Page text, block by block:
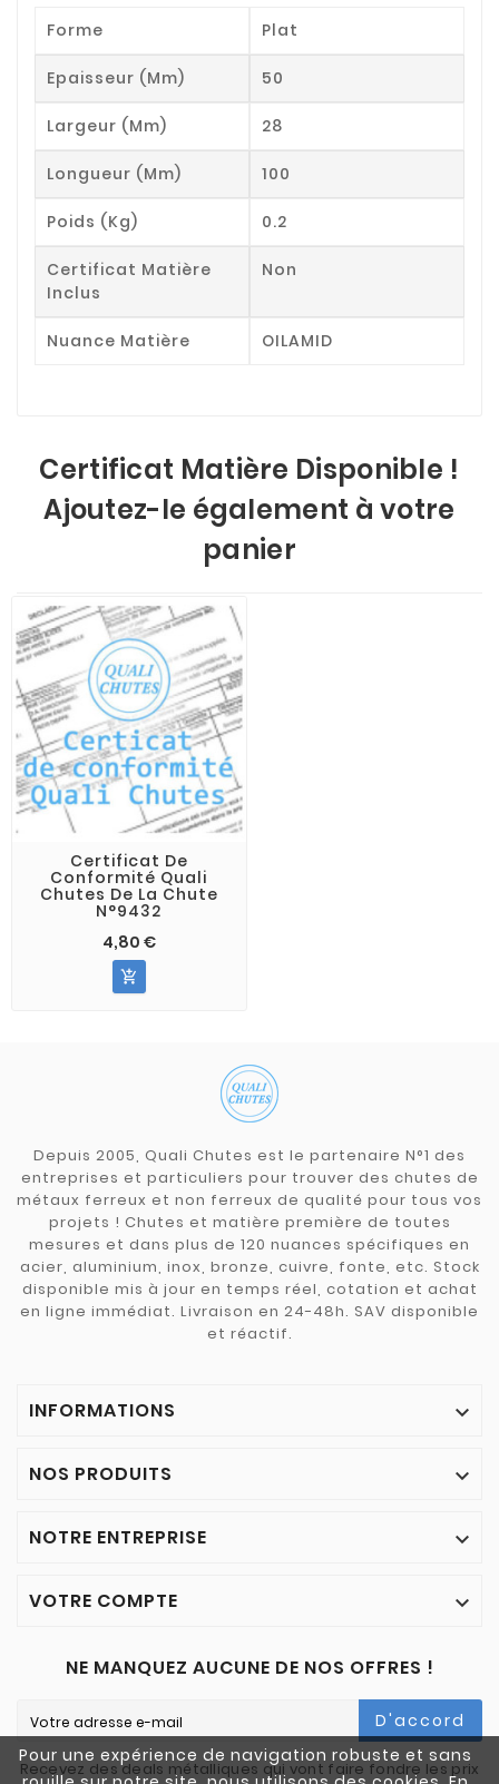
Pour une expérience de navigation robuste et sans
Forme Plat
Epaisseur (mm) 50
Largeur (mm) 28
Longueur (mm) 100
Poids (kg) 0.2
Certificat Matière
Inclus
Non
Nuance Matière OILAMID
Certificat Matière Disponible !
Ajoutez-le également à votre
panier
Certificat De
Conformité Quali
Chutes De La Chute
N°9432
4,80 €

Depuis 2005, Quali Chutes est le partenaire N°1 des
entreprises et particuliers pour trouver des chutes de
métaux ferreux et non ferreux de qualité pour tous vos
projets ! Chutes et matière première de toutes
mesures et dans plus de 120 nuances spécifiques en
acier, aluminium, inox, bronze, cuivre, fonte, etc. Stock
disponible mis à jour en temps réel, cotation et achat
en ligne immédiat. Livraison en 24-48h. SAV disponible
et réactif.
INFORMATIONS 
NOS PRODUITS 
NOTRE ENTREPRISE 
VOTRE COMPTE 
NE MANQUEZ AUCUNE DE NOS OFFRES !
D'accord
Recevez des deals métalliques qui vont faire fondre les prix